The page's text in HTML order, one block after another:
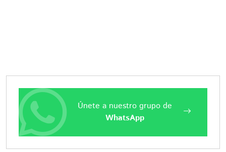
Únete a nuestro grupo de
WhatsApp